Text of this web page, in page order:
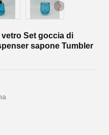
Set goccia di
sapone Tumbler